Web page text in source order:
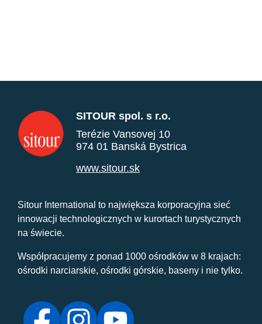
SITOUR spol. s r.o.
Terézie Vansovej 10
974 01 Banská Bystrica
www.sitour.sk
Sitour International to największa korporacyjna sieć
innowacji technologicznych w kurortach turystycznych
na świecie.
Współpracujemy z ponad 1000 ośrodków w 8 krajach:
ośrodki narciarskie, ośrodki górskie, baseny i nie tylko.